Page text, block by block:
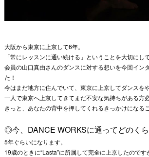
大阪から東京に上京して6年。
「常にレッスンに通い続ける」ということを大切にし
会員の山口真由さんのダンスに対する想いを今回イン
た！
今はまだ地方に住んでいて、東京に上京してダンスを
一人で東京へ上京してきてまだ不安な気持ちがある方
きっと、あなたの背中を押してくれるきっかけになる
◎今、DANCE WORKSに通ってどのく
5年ぐらいになります。
19歳のときに“Lasta”に所属して完全に上京したのです